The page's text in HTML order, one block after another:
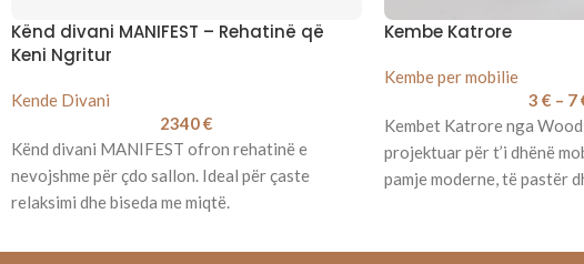
Kënd divani MANIFEST – Rehatinë që
Keni Ngritur
Kende Divani
2340€
Kënd divani MANIFEST ofron rehatinë e
nevojshme për çdo sallon. Ideal për çaste
relaksimi dhe biseda me miqtë.
Kembe Katrore
Kembe per mobilie
3 € – 7
Kembet Katrore nga
projektuar për t’i dhënë
pamje moderne, të pastër